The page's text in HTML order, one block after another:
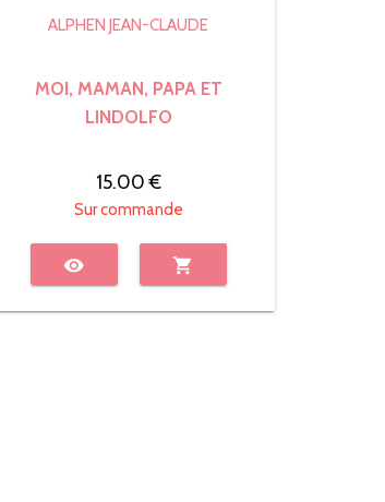
ALPHEN JEAN-CLAUDE
MOI, MAMAN, PAPA ET
LINDOLFO
15.00 €
Sur commande
visibility shopping_cart